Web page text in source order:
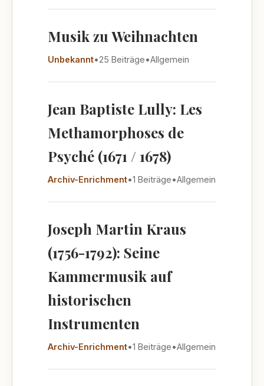
Musik zu Weihnachten
Unbekannt•25 Beiträge•Allgemein
Jean Baptiste Lully: Les
Methamorphoses de
Psyché (1671 / 1678)
Archiv-Enrichment•1 Beiträge•Allgemein
Joseph Martin Kraus
(1756-1792): Seine
Kammermusik auf
historischen
Instrumenten
Archiv-Enrichment•1 Beiträge•Allgemein